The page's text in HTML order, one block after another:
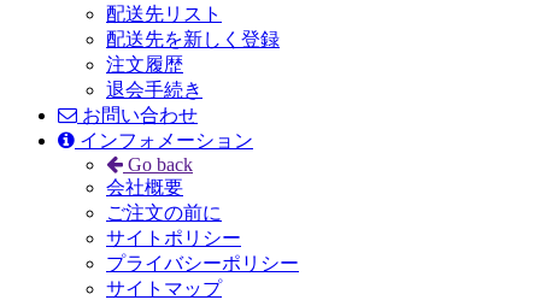
配送先リスト
配送先を新しく登録
注文履歴
退会手続き
お問い合わせ
インフォメーション
Go back
会社概要
ご注文の前に
サイトポリシー
プライバシーポリシー
サイトマップ